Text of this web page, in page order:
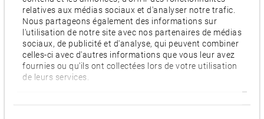
relatives aux médias sociaux et d'analyser notre trafic.
Nous partageons également des informations sur
l'utilisation de notre site avec nos partenaires de médias
sociaux, de publicité et d'analyse, qui peuvent combiner
celles-ci avec d'autres informations que vous leur avez
fournies ou qu'ils ont collectées lors de votre utilisation
de leurs services.
Téléphone: Fax:
Message: